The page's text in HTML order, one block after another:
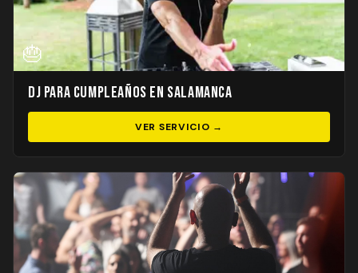
🎂
DJ para Cumpleaños en Salamanca
VER SERVICIO →